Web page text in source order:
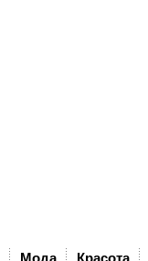
Мода Красота